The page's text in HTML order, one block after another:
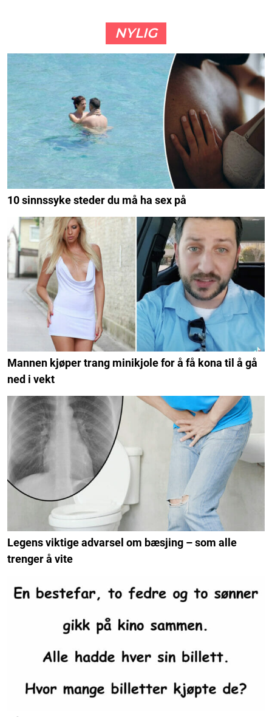
NYLIG
10 sinnssyke steder du må ha sex på
Mannen kjøper trang minikjole for å få kona til å gå
ned i vekt
Legens viktige advarsel om bæsjing – som alle
trenger å vite